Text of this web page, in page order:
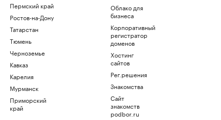
Пермский край
Ростов-на-Дону
Татарстан
Тюмень
Черноземье
Кавказ
Карелия
Мурманск
Приморский
край
Облако для
бизнеса
Корпоративный
регистратор
доменов
Хостинг
сайтов
Рег.решения
Знакомства
Сайт
знакомств
podbor.ru